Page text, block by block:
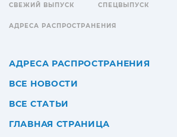
СВЕЖИЙ ВЫПУСК СПЕЦВЫПУСК
АДРЕСА РАСПРОСТРАНЕНИЯ
АДРЕСА РАСПРОСТРАНЕНИЯ
ВСЕ НОВОСТИ
ВСЕ СТАТЬИ
ГЛАВНАЯ СТРАНИЦА